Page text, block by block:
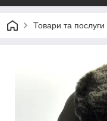
Товари та послуги